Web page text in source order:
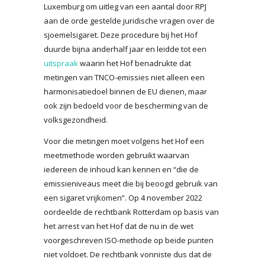
Luxemburg om uitleg van een aantal door RPJ
aan de orde gestelde juridische vragen over de
sjoemelsigaret. Deze procedure bij het Hof
duurde bijna anderhalf jaar en leidde tot een
uitspraakwaarin het Hof benadrukte dat
metingen van TNCO-emissies niet alleen een
harmonisatiedoel binnen de EU dienen, maar
ook zijn bedoeld voor de bescherming van de
volksgezondheid.
Voor die metingen moet volgens het Hof een
meetmethode worden gebruikt waarvan
iedereen de inhoud kan kennen en “die de
emissieniveaus meet die bij beoogd gebruik van
een sigaret vrijkomen”. Op 4 november 2022
oordeelde de rechtbank Rotterdam op basis van
het arrest van het Hof dat de nu in de wet
voorgeschreven ISO-methode op beide punten
niet voldoet. De rechtbank vonniste dus dat de